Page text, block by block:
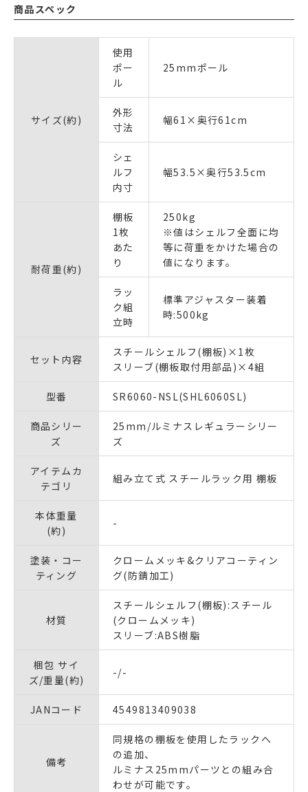
商品スペック
サイズ(約)
使用
ポー
ル
25mmポール
外形
寸法
幅61×奥行61cm
シェ
ルフ
内寸
幅53.5×奥行53.5cm
耐荷重(約)
棚板
1枚
あた
り
250kg
※値はシェルフ全面に均
等に荷重をかけた場合の
値になります。
ラッ
ク組
立時
標準アジャスター装着
時:500kg
セット内容
スチールシェルフ(棚板)×1枚
スリーブ(棚板取付用部品)×4組
型番 SR6060-NSL(SHL6060SL)
商品シリー
ズ
25mm/ルミナスレギュラーシリー
ズ
アイテムカ
テゴリ
組み立て式 スチールラック用 棚板
本体重量
(約)
-
塗装・コー
ティング
クロームメッキ&クリアコーティン
グ(防錆加工)
材質
スチールシェルフ(棚板):スチール
(クロームメッキ)
スリーブ:ABS樹脂
梱包 サイ
ズ/重量(約)
-/-
JANコード 4549813409038
備考
同規格の棚板を使用したラックへ
の追加、
ルミナス25mmパーツとの組み合
わせが可能です。